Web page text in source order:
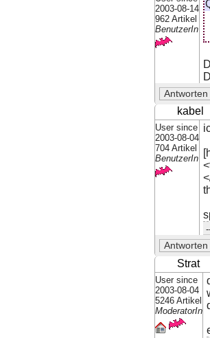
2003-08-14
962 Artikel
BenutzerIn
kabel
User since
2003-08-04
704 Artikel
BenutzerIn
Strat
User since
2003-08-04
5246 Artikel
ModeratorIn